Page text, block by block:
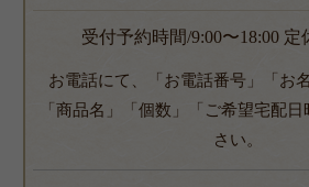
受付予約時間/9:00〜18:00 定
お電話にて、「お電話番号」「お
「商品名」「個数」「ご希望宅配
さい。